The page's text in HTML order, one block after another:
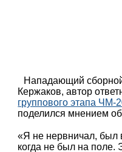
Нападающий
Кержаков, автор
группового этапа
поделился мнением об
«Я не нервничал, был
когда не был на